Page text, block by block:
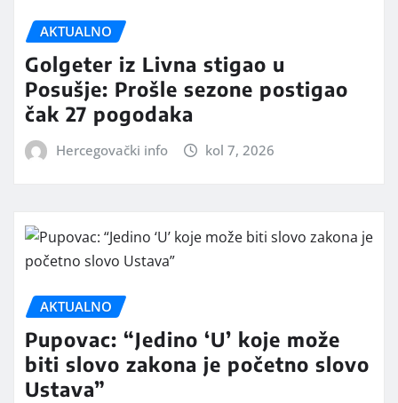
AKTUALNO
Golgeter iz Livna stigao u
Posušje: Prošle sezone postigao
čak 27 pogodaka
Hercegovački info kol 7, 2026
AKTUALNO
Pupovac: “Jedino ‘U’ koje može
biti slovo zakona je početno slovo
Ustava”